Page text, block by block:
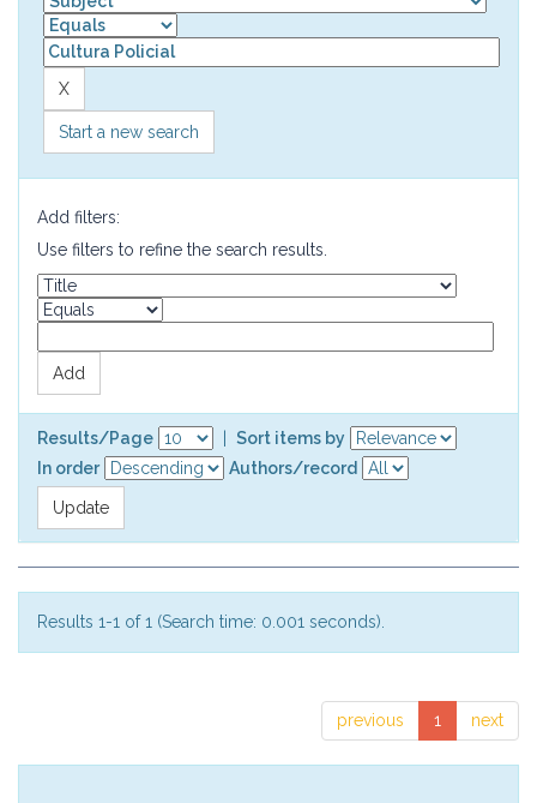
Start a new search
Add filters:
Use filters to refine the search results.
Results/Page
Sort items by
In order
Authors/record
Results 1-1 of 1 (Search time: 0.001 seconds).
previous 1 next